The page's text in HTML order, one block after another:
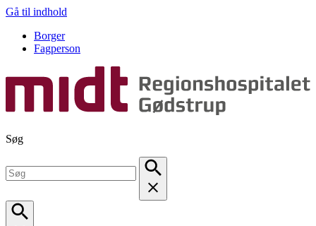
Gå til indhold
Borger
Fagperson
Søg